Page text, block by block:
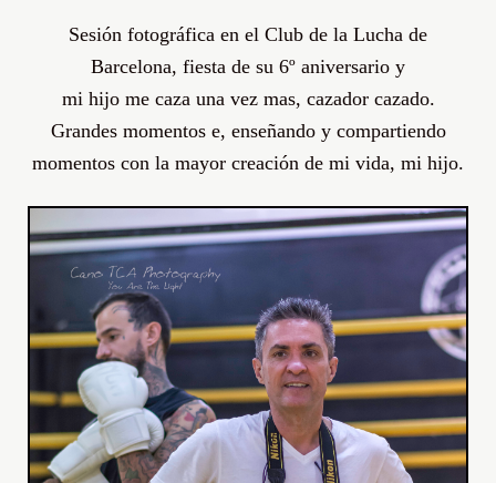
Sesión fotográfica en el Club de la Lucha de
Barcelona, fiesta de su 6º aniversario y
mi hijo me caza una vez mas, cazador cazado.
Grandes momentos e, enseñando y compartiendo
momentos con la mayor creación de mi vida, mi hijo.